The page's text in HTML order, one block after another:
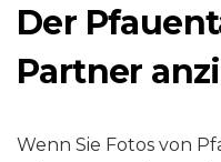
Der
Partner
Wenn Sie Fotos von